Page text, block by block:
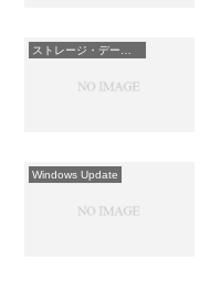
Windows Update